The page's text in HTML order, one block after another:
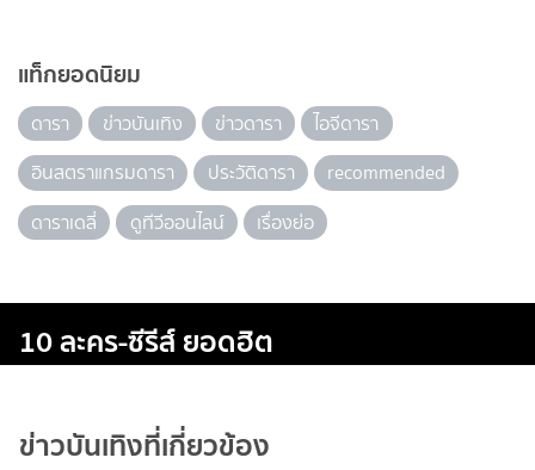
แท็กยอดนิยม
ดารา ข่าวบันเทิง ข่าวดารา
ไอจีดารา
อินสตราแกรมดารา
ประวัติดารา
recommended
ดาราเดลี่
ดูทีวีออนไลน์ เรื่องย่อ
10 ละคร-ซีรีส์ ยอดฮิต
ข่าวบันเทิงที่เกี่ยวข้อง